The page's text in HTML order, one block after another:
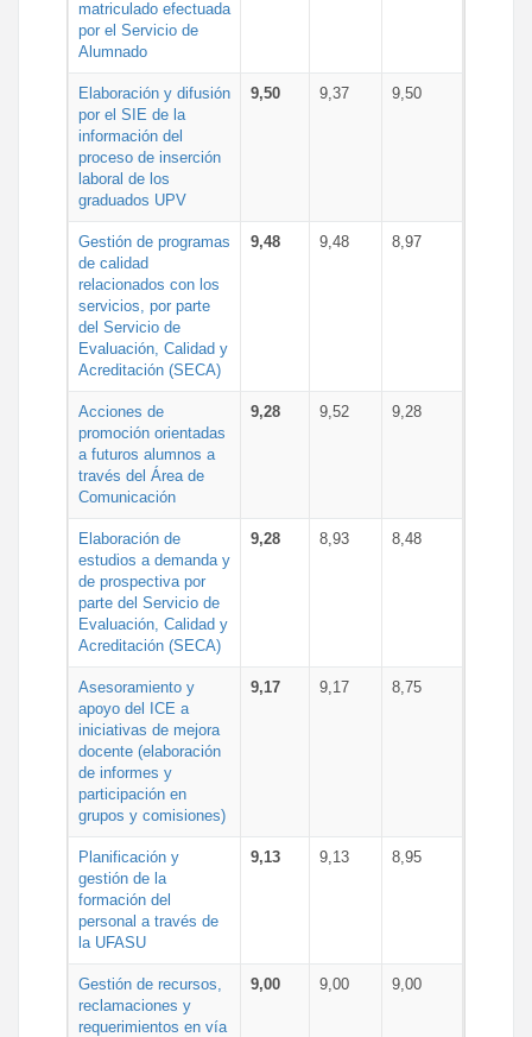
matriculado efectuada
por el Servicio de
Alumnado
Elaboración y difusión
por el SIE de la
información del
proceso de inserción
laboral de los
graduados UPV
9,50 9,37 9,50
Gestión de programas
de calidad
relacionados con los
servicios, por parte
del Servicio de
Evaluación, Calidad y
Acreditación (SECA)
9,48 9,48 8,97
Acciones de
promoción orientadas
a futuros alumnos a
través del Área de
Comunicación
9,28 9,52 9,28
Elaboración de
estudios a demanda y
de prospectiva por
parte del Servicio de
Evaluación, Calidad y
Acreditación (SECA)
9,28 8,93 8,48
Asesoramiento y
apoyo del ICE a
iniciativas de mejora
docente (elaboración
de informes y
participación en
grupos y comisiones)
9,17 9,17 8,75
Planificación y
gestión de la
formación del
personal a través de
la UFASU
9,13 9,13 8,95
Gestión de recursos,
reclamaciones y
requerimientos en vía
9,00 9,00 9,00